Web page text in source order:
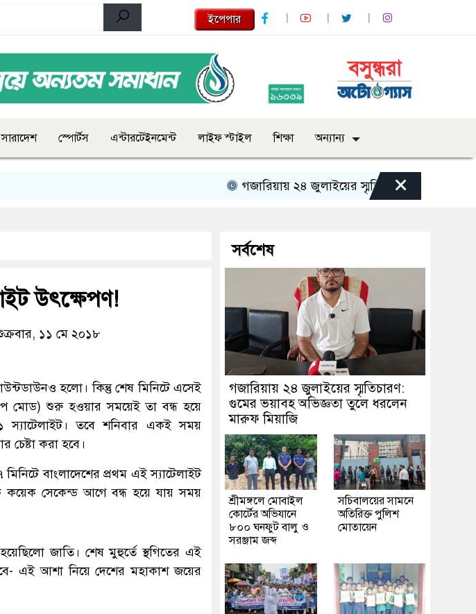
ইপেপার
সারাদেশ স্পোর্টস এন্টারটেইনমেন্ট লাইফ স্টাইল শিক্ষা অন্যান্য
গজারিয়ায় ২৪ জুলাইয়ের স্মৃতিচারণ: গুমের ভয়াবহ
×
উৎক্ষেপণ!
১১ মে ২০১৮
হলো। কিন্তু শেষ মিনিটে এসেই
মোড) শুরু হওয়ার সময়েই তা বন্ধ হয়ে
তবে শনিবার একই সময়
চেষ্টা করা হবে।
বাংলাদেশের প্রথম এই স্যাটেলাইট
কয়েক সেকেন্ড আগে বন্ধ হয়ে যায় সময়
জাতি। শেষ মুহুর্তে স্থগিতের এই
এই আশা নিয়ে দেশের মহাকাশ জয়ের
সর্বশেষ
গজারিয়ায় ২৪ জুলাইয়ের স্মৃতিচারণ:
গুমের ভয়াবহ অভিজ্ঞতা তুলে ধরলেন
মারুফ মিয়াজি
শ্রীমঙ্গলে মোবাইল
কোর্টের অভিযানে
৮০০ ঘনফুট বালু ও
সরঞ্জাম জব্দ
সচিবালয়ের সামনে
অতিরিক্ত পুলিশ
মোতায়েন